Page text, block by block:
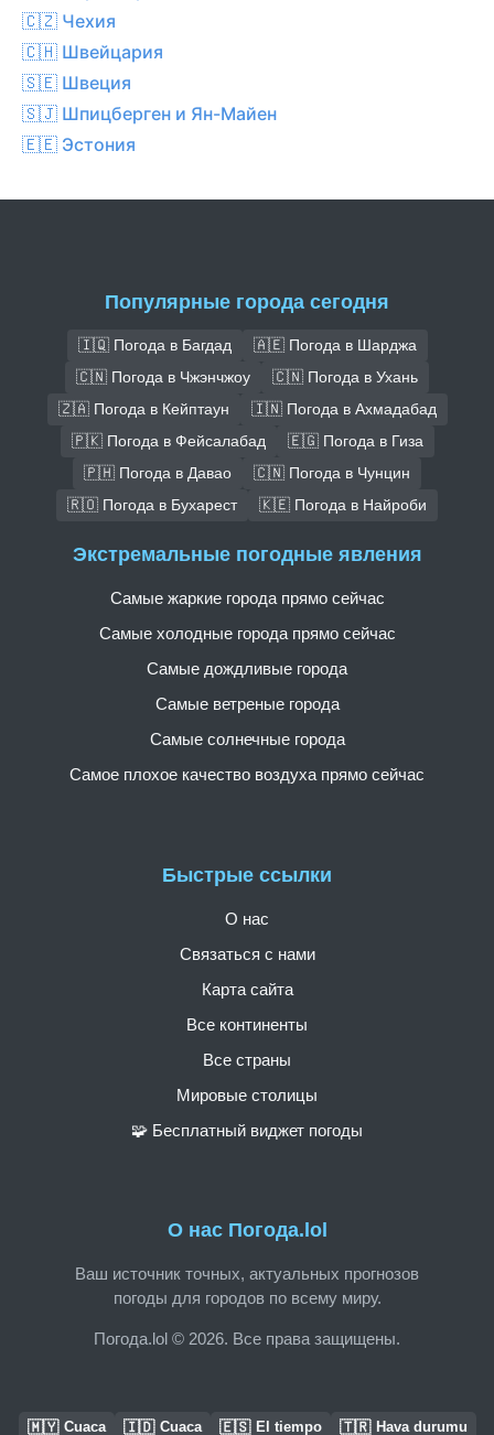
🇨🇿 Чехия
🇨🇭 Швейцария
🇸🇪 Швеция
🇸🇯 Шпицберген и Ян-Майен
🇪🇪 Эстония
Популярные города сегодня
🇮🇶 Погода в Багдад
🇦🇪 Погода в Шарджа
🇨🇳 Погода в Чжэнчжоу
🇨🇳 Погода в Ухань
🇿🇦 Погода в Кейптаун
🇮🇳 Погода в Ахмадабад
🇵🇰 Погода в Фейсалабад
🇪🇬 Погода в Гиза
🇵🇭 Погода в Давао
🇨🇳 Погода в Чунцин
🇷🇴 Погода в Бухарест
🇰🇪 Погода в Найроби
О нас Погода.lol
Ваш источник точных, актуальных прогнозов
погоды для городов по всему миру.
Погода.lol © 2026. Все права защищены.
Быстрые ссылки
О нас
Связаться с нами
Карта сайта
Все континенты
Все страны
Мировые столицы
🧩 Бесплатный виджет погоды
Экстремальные погодные явления
Самые жаркие города прямо сейчас
Самые холодные города прямо сейчас
Самые дождливые города
Самые ветреные города
Самые солнечные города
Самое плохое качество воздуха прямо сейчас
🇲🇾 Cuaca 🇮🇩 Cuaca 🇪🇸 El tiempo 🇹🇷 Hava durumu